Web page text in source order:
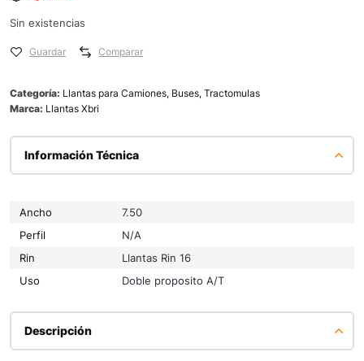
Sin existencias
Guardar Comparar
Categoría: Llantas para Camiones, Buses, Tractomulas
Marca: Llantas Xbri
Información Técnica
Ancho
7.50
Perfil
N/A
Rin
Llantas Rin 16
Uso
Doble proposito A/T
Descripción